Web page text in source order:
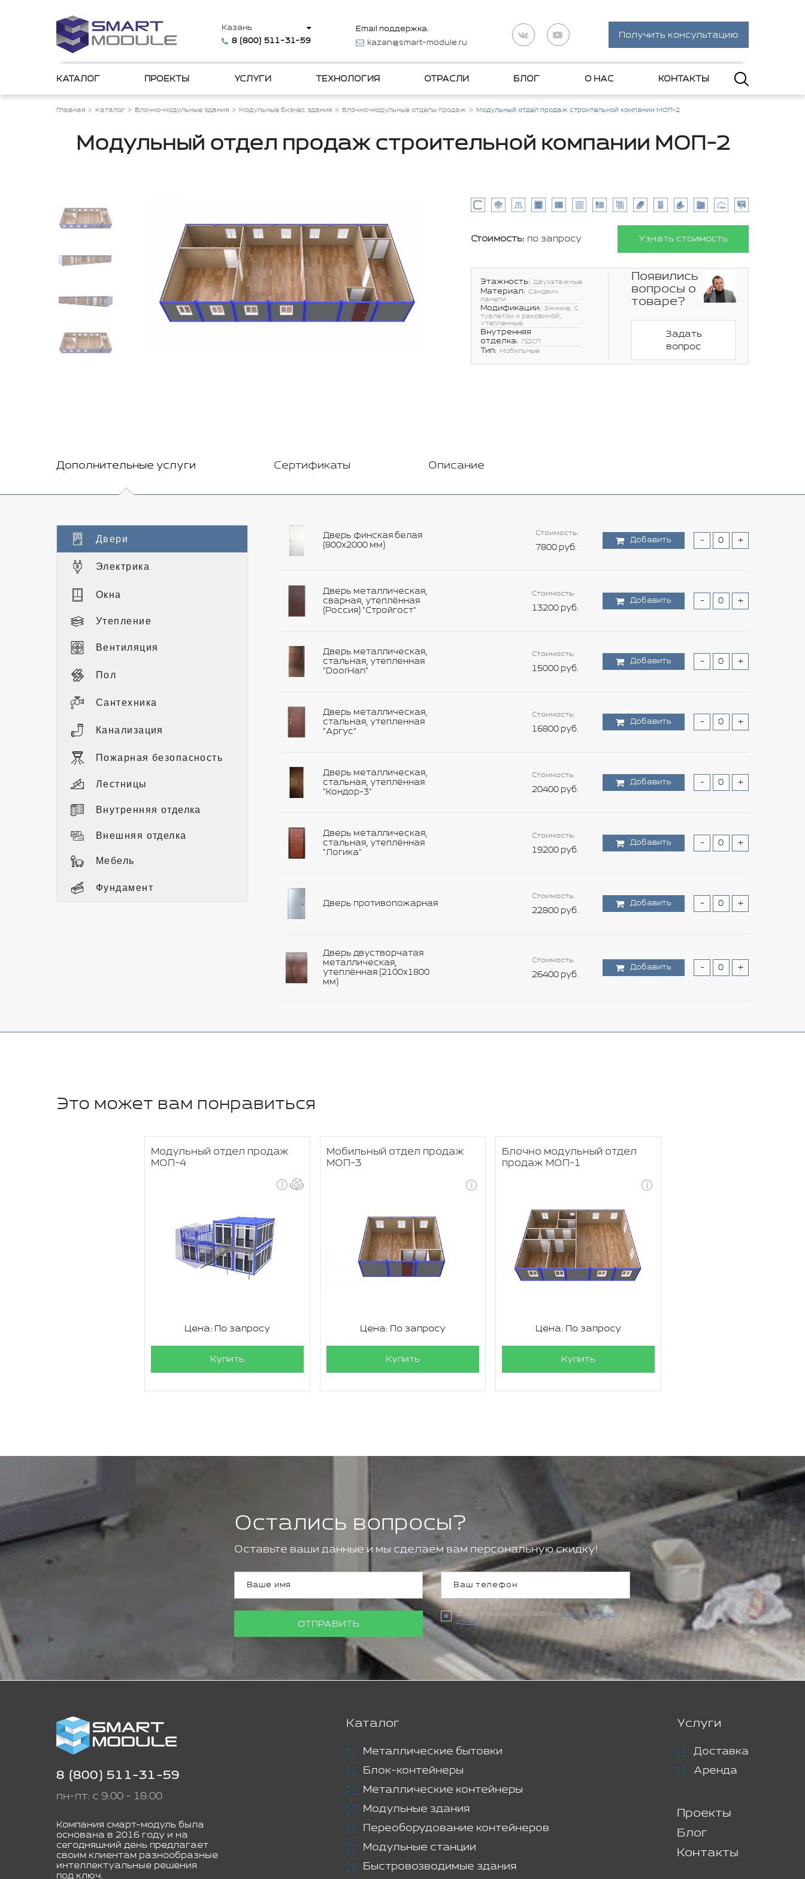
Казань
8 (800) 511-31-59
Email поддержка:
kazan@smart-module.ru
Получить консультацию
КАТАЛОГ ПРОЕКТЫ УСЛУГИ ТЕХНОЛОГИЯ ОТРАСЛИ БЛОГ О НАС КОНТАКТЫ
Главная Каталог Блочно-модульные здания Модульные бизнес здания Блочно-модульные отделы продаж Модульный отдел продаж строительной компании МОП-2
Модульный отдел продаж строительной компании МОП-2
Стоимость: по запросу Узнать стоимость
Этажность: Двухэтажные
Материал: Сэндвич
панели
Модификации: Зимние, С
туалетом и раковиной,
Утепленные
Внутренняя
отделка: ЛДСП
Тип: Мобильные
Появились
вопросы о
товаре?
Задать
вопрос
Дополнительные услуги Сертификаты Описание
Двери
Электрика
Окна
Утепление
Вентиляция
Пол
Сантехника
Канализация
Пожарная безопасность
Лестницы
Внутренняя отделка
Внешняя отделка
Мебель
Фундамент
Дверь финская белая
(800х2000 мм)
Стоимость:
7800 руб.
Добавить - +
Дверь металлическая,
сварная, утеплённая
(Россия) "Стройгост"
Стоимость:
13200 руб.
Добавить - +
Дверь металлическая,
стальная, утепленная
"DoorHan"
Стоимость:
15000 руб.
Добавить - +
Дверь металлическая,
стальная, утепленная
"Аргус"
Стоимость:
16800 руб.
Добавить - +
Дверь металлическая,
стальная, утеплённая
"Кондор-3"
Стоимость:
20400 руб.
Добавить - +
Дверь металлическая,
стальная, утеплённая
"Логика"
Стоимость:
19200 руб.
Добавить - +
Дверь противопожарная
Стоимость:
22800 руб.
Добавить - +
Дверь двустворчатая
металлическая,
утеплённая (2100х1800
мм)
Стоимость:
26400 руб.
Добавить - +
Это может вам понравиться
Модульный отдел продаж
МОП-4
Цена: По запросу
Купить
Мобильный отдел продаж
МОП-3
Цена: По запросу
Купить
Блочно модульный отдел
продаж МОП-1
Цена: По запросу
Купить
Остались вопросы?
Оставьте ваши данные и мы сделаем вам персональную скидку!
ОТПРАВИТЬ
Даю согласие на обработку персональных
данных
8 (800) 511-31-59
пн-пт: с 9:00 - 18:00
Компания смарт-модуль была
основана в 2016 году и на
сегодняшний день предлагает
своим клиентам разнообразные
интеллектуальные решения
под ключ.
Каталог
Металлические бытовки
Блок-контейнеры
Металлические контейнеры
Модульные здания
Переоборудование контейнеров
Модульные станции
Быстровозводимые здания
Услуги
Доставка
Аренда
Проекты
Блог
Контакты